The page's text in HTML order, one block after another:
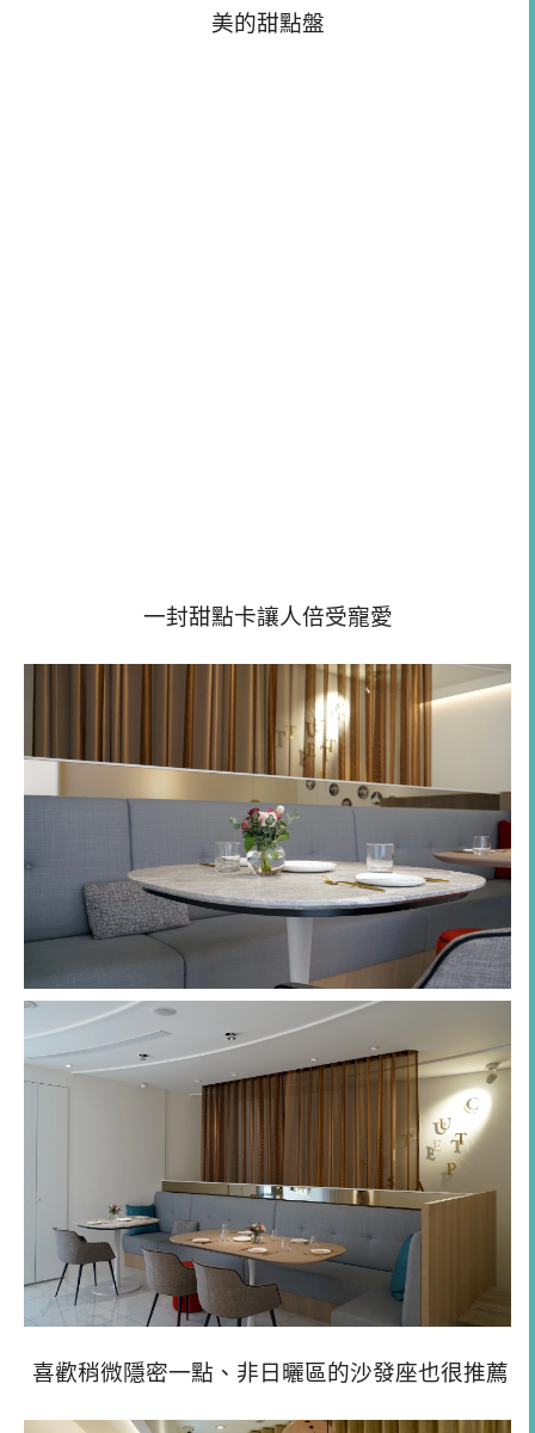
美的甜點盤
一封甜點卡讓人倍受寵愛
喜歡稍微隱密一點、非日曬區的沙發座也很推薦